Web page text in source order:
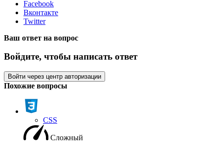
Facebook
Вконтакте
Twitter
Ваш ответ на вопрос
Войдите, чтобы написать ответ
Войти через центр авторизации
Похожие вопросы
CSS
Сложный